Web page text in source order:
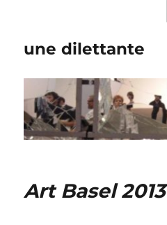
une dilettante
Art Basel 2013